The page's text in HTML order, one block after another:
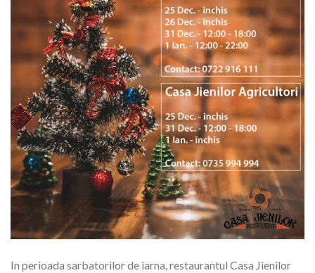
In perioada sarbatorilor de iarna, restaurantul Casa Jienilor